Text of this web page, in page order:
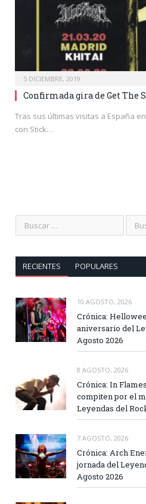
5 DICIEMBRE, 2019
Confirmada gira de Get The
Tras sus últimas visitas a España
con Stick…
RECIENTES POPULARES
10 AGOSTO, 2026
Crónica:
aniversario del
Agosto 2026
8 AGOSTO, 2026
Crónica: In
compiten por el
Leyendas del
7 AGOSTO, 2026
Crónica: Arch
jornada del
Agosto 2026